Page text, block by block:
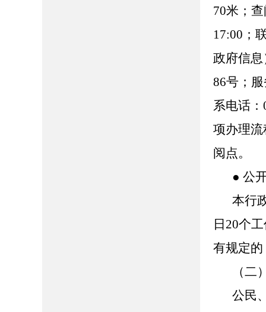
70米；
17:00；
政府信
86号；
系电话
项办理
阅点。
● 公
本行
日20个
有规定
（二
公民